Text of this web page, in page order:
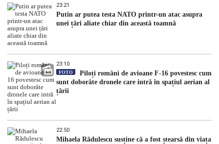
23:21
Putin ar putea testa NATO printr-un atac asupra
unei țări aliate chiar din această toamnă
23:10
FOTO
Piloți români de avioane F-16 povestesc cum
sunt doborâte dronele care intră în spațiul aerian al
țării
22:50
Mihaela Rădulescu susține că a fost ștearsă din viața